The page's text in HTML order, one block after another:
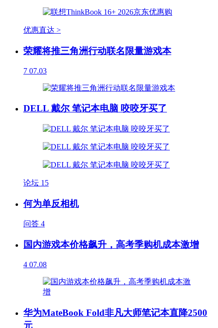
优惠直达 >
荣耀将推三角洲行动联名限量游戏本
7 07.03
DELL 戴尔 笔记本电脑 咬咬牙买了
论坛 15
何为单反相机
问答 4
国内游戏本价格飙升，高考季购机成本激增
4 07.08
华为MateBook Fold非凡大师笔记本直降2500
元